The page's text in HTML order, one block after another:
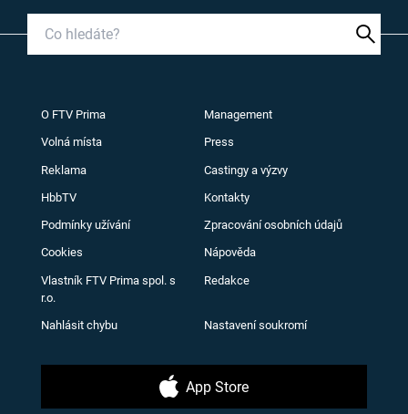
O FTV Prima Management
Volná místa Press
Reklama Castingy a výzvy
HbbTV Kontakty
Podmínky užívání Zpracování osobních údajů
Cookies Nápověda
Vlastník FTV Prima spol. s
r.o.
Redakce
Nahlásit chybu Nastavení soukromí
App Store